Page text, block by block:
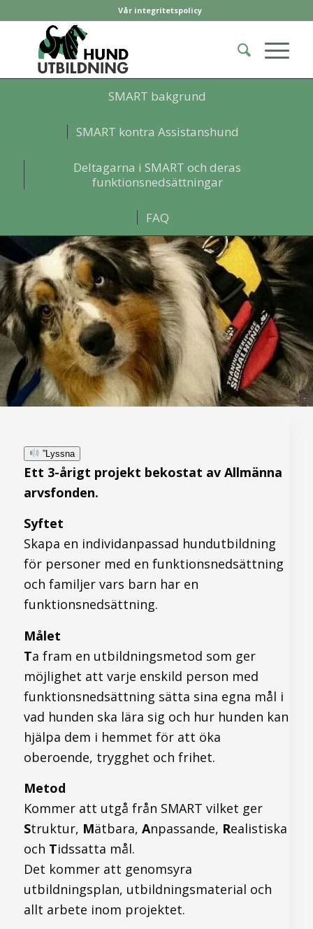
Vår integritetspolicy
SMART bakgrund
SMART kontra Assistanshund
Deltagarna i SMART och deras
funktionsnedsättningar
FAQ
”Lyssna
Ett 3-årigt projekt bekostat av Allmänna
arvsfonden.
Syftet
Skapa en individanpassad hundutbildning
för personer med en funktionsnedsättning
och familjer vars barn har en
funktionsnedsättning.
Målet
Ta fram en utbildningsmetod som ger
möjlighet att varje enskild person med
funktionsnedsättning sätta sina egna mål i
vad hunden ska lära sig och hur hunden kan
hjälpa dem i hemmet för att öka
oberoende, trygghet och frihet.
Metod
Kommer att utgå från SMART vilket ger
Struktur, Mätbara, Anpassande, Realistiska
och Tidssatta mål.
Det kommer att genomsyra
utbildningsplan, utbildningsmaterial och
allt arbete inom projektet.